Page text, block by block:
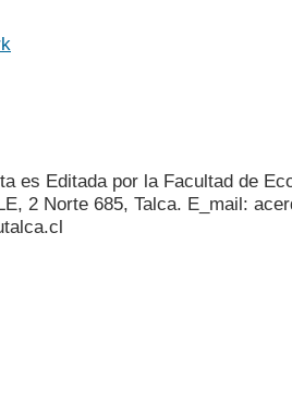
es Editada por la Facultad de
2 Norte 685, Talca. E_mail: